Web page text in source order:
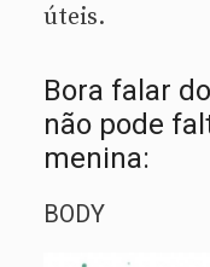
úteis.
Bora falar
não pode
menina:
BODY